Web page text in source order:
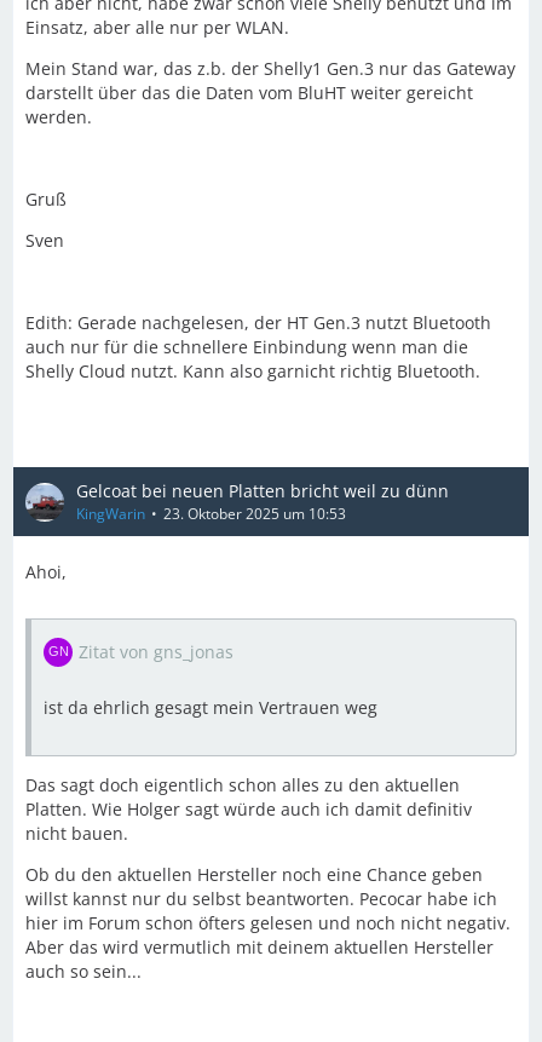
Einsatz, aber alle nur per WLAN.
Mein Stand war, das z.b. der Shelly1 Gen.3 nur das Gateway
darstellt über das die Daten vom BluHT weiter gereicht
werden.
Gruß
Sven
Edith: Gerade nachgelesen, der HT Gen.3 nutzt Bluetooth
auch nur für die schnellere Einbindung wenn man die
Shelly Cloud nutzt. Kann also garnicht richtig Bluetooth.
Gelcoat bei neuen Platten bricht weil zu dünn
KingWarin 23. Oktober 2025 um 10:53
Ahoi,
Zitat von gns_jonas
ist da ehrlich gesagt mein Vertrauen weg
Das sagt doch eigentlich schon alles zu den aktuellen
Platten. Wie Holger sagt würde auch ich damit definitiv
nicht bauen.
Ob du den aktuellen Hersteller noch eine Chance geben
willst kannst nur du selbst beantworten. Pecocar habe ich
hier im Forum schon öfters gelesen und noch nicht negativ.
Aber das wird vermutlich mit deinem aktuellen Hersteller
auch so sein...